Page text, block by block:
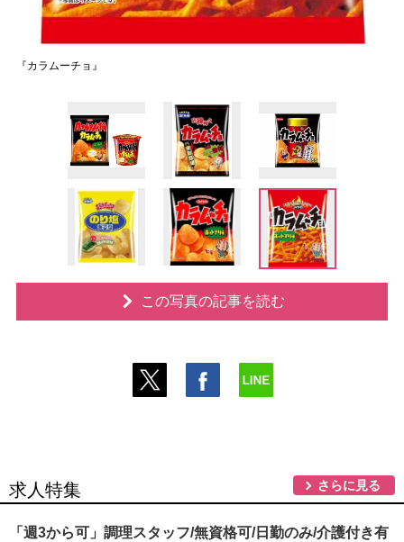
『カラムーチョ』
この写真の記事を読む
求人特集 さらに見る
「週3から可」調理スタッフ/無資格可/日勤のみ/介護付き有